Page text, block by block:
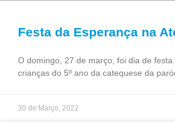
Festa da Esperança na
O domingo, 27 de março, foi dia de festa
crianças do 5º ano da catequese da
30 de Março, 2022